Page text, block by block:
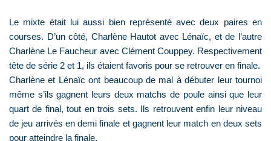
Le mixte était lui aussi bien représenté avec deux paires en
courses. D’un côté, Charlène Hautot avec Lénaïc, et de l’autre
Charlène Le Faucheur avec Clément Couppey. Respectivement
tête de série 2 et 1, ils étaient favoris pour se retrouver en finale.
Charlène et Lénaïc ont beaucoup de mal à débuter leur tournoi
même s’ils gagnent leurs deux matchs de poule ainsi que leur
quart de final, tout en trois sets. Ils retrouvent enfin leur niveau
de jeu arrivés en demi finale et gagnent leur match en deux sets
pour atteindre la finale.